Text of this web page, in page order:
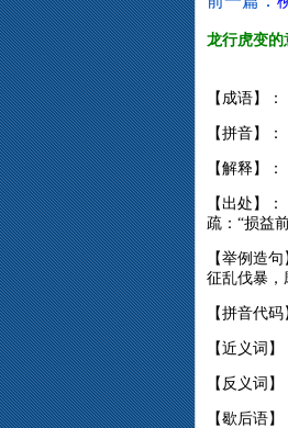
龙行虎变的
【成语】
【拼音】
【解释】
【出处】
疏：“损益
【举例造
征乱伐暴，
【拼音代
【近义词】
【反义词】
【歇后语】